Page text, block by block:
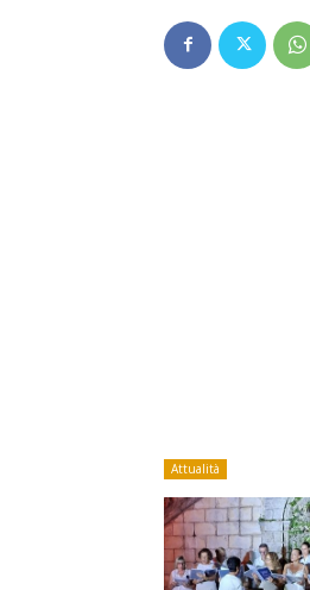
Attualità